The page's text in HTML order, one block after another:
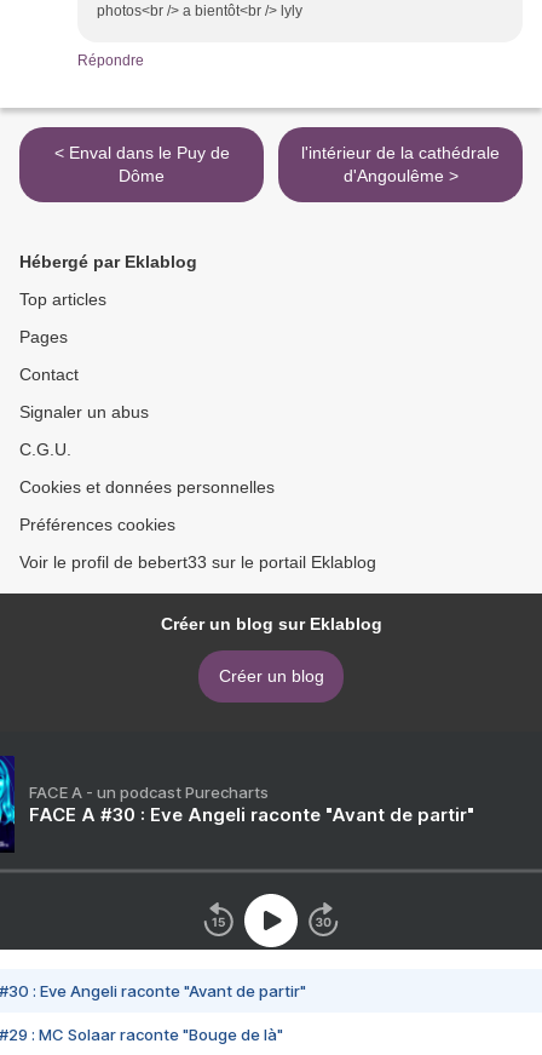
photos<br /> a bientôt<br /> lyly
Répondre
< Enval dans le Puy de
Dôme
l'intérieur de la cathédrale
d'Angoulême >
Hébergé par Eklablog
Top articles
Pages
Contact
Signaler un abus
C.G.U.
Cookies et données personnelles
Préférences cookies
Voir le profil de bebert33 sur le portail Eklablog
Créer un blog sur Eklablog
Créer un blog
FACE A - un podcast Purecharts
FACE A #30 : Eve Angeli raconte "Avant de partir"
#30 : Eve Angeli raconte "Avant de partir"
#29 : MC Solaar raconte "Bouge de là"